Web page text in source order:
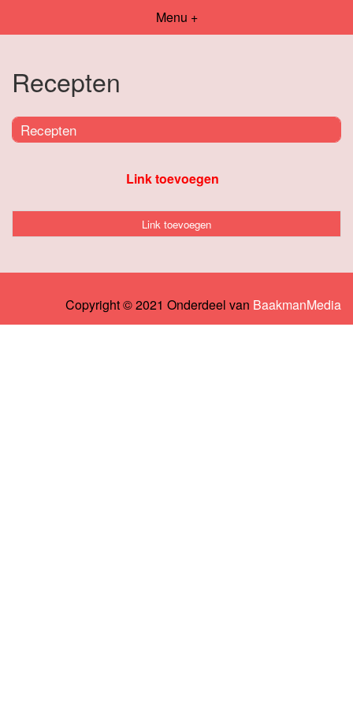
Menu +
Recepten
Recepten
Link toevoegen
Link toevoegen
Copyright © 2021 Onderdeel van BaakmanMedia